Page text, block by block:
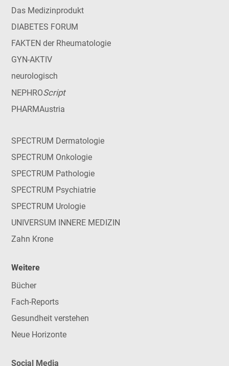
Das Medizinprodukt
DIABETES FORUM
FAKTEN der Rheumatologie
GYN-AKTIV
neurologisch
NEPHROScript
PHARMAustria
SPECTRUM Dermatologie
SPECTRUM Onkologie
SPECTRUM Pathologie
SPECTRUM Psychiatrie
SPECTRUM Urologie
UNIVERSUM INNERE MEDIZIN
Zahn Krone
Weitere
Bücher
Fach-Reports
Gesundheit verstehen
Neue Horizonte
Social Media